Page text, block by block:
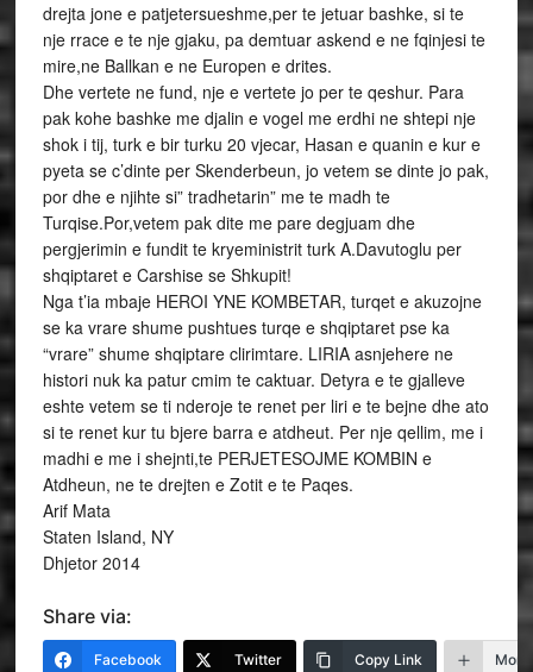
drejta jone e patjetersueshme,per te jetuar bashke, si te
nje rrace e te nje gjaku, pa demtuar askend e ne fqinjesi te
mire,ne Ballkan e ne Europen e drites.
Dhe vertete ne fund, nje e vertete jo per te qeshur. Para
pak kohe bashke me djalin e vogel me erdhi ne shtepi nje
shok i tij, turk e bir turku 20 vjecar, Hasan e quanin e kur e
pyeta se c’dinte per Skenderbeun, jo vetem se dinte jo pak,
por dhe e njihte si” tradhetarin” me te madh te
Turqise.Por,vetem pak dite me pare degjuam dhe
pergjerimin e fundit te kryeministrit turk A.Davutoglu per
shqiptaret e Carshise se Shkupit!
Nga t’ia mbaje HEROI YNE KOMBETAR, turqet e akuzojne
se ka vrare shume pushtues turqe e shqiptaret pse ka
“vrare” shume shqiptare clirimtare. LIRIA asnjehere ne
histori nuk ka patur cmim te caktuar. Detyra e te gjalleve
eshte vetem se ti nderoje te renet per liri e te bejne dhe ato
si te renet kur tu bjere barra e atdheut. Per nje qellim, me i
madhi e me i shejnti,te PERJETESOJME KOMBIN e
Atdheun, ne te drejten e Zotit e te Paqes.
Arif Mata
Staten Island, NY
Dhjetor 2014
Share via:
Facebook Twitter Copy Link More